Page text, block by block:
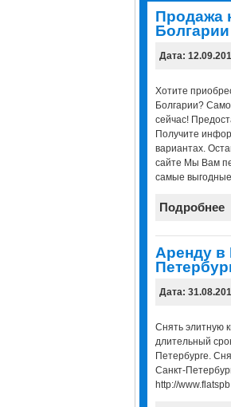
Продажа
Болгарии
Дата:
Хотите
Болгарии?
сейчас!
Получите
вариантах.
сайте Мы Вам
самые
Подробнее
Аренду в
Дата:
Снять элитную
длительный
Петербурге.
Санкт-
http://